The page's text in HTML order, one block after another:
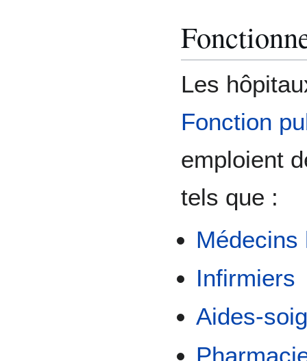
Les
Fonction
emploient
tels que :
Médecins
Infirmiers
Aides-